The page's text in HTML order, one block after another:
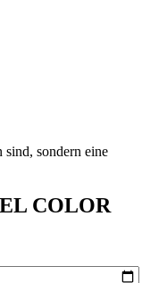
sondern eine
COLOR